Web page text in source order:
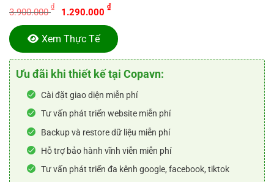
3.900.000
₫
Original
price
was:
3.900.000 ₫.
1.290.000
₫Current
price
is:
1.290.000 ₫.
Xem Thực Tế
Ưu đãi khi thiết kế tại Copavn:
Cài đặt giao diện miễn phí
Tư vấn phát triển website miễn phí
Backup và restore dữ liệu miễn phí
Hỗ trợ bảo hành vĩnh viễn miễn phí
Tư vấn phát triển đa kênh google, facebook, tiktok